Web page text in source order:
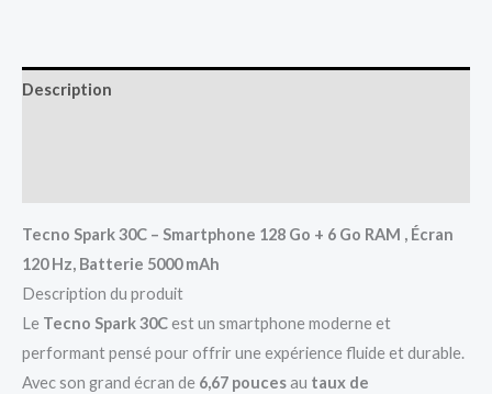
Description
Tecno Spark 30C – Smartphone 128 Go + 6 Go RAM , Écran
120 Hz, Batterie 5000 mAh
Description du produit
Le Tecno Spark 30Cest un smartphone moderne et
performant pensé pour offrir une expérience fluide et durable.
Avec son grand écran de 6,67 poucesau taux de